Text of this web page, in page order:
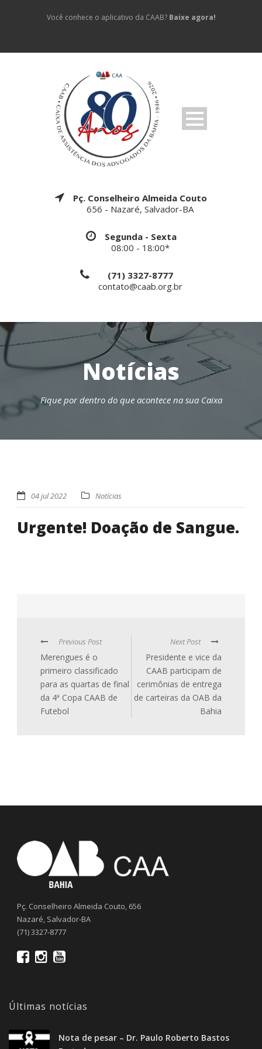
Você conhece o aplicativo da CAAB? Baixe agora!
Pç. Conselheiro Almeida Couto
656 - Nazaré, Salvador-BA
Segunda - Sexta
08:00 - 18:00*
(71) 3327-8777
contato@caab.org.br
Notícias
Fique por dentro do que acontece na sua Caixa
04 jul 2022 Notícias
Urgente! Doação de Sangue.
Previous Post
Merengues é o
primeiro classificado
para as quartas de final
da 4ª Copa CAAB de
Futebol
Next Post
Presidente e vice da
CAAB participam de
cerimônias de entrega
de carteiras da OAB da
Bahia
Pç. Conselheiro Almeida Couto, 656
Nazaré, Salvador-BA
(71) 3327-8777
Últimas notícias
Nota de pesar – Dr. Paulo Roberto Bastos